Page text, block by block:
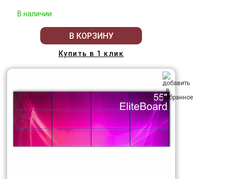
В наличии
В КОРЗИНУ
Купить в 1 клик